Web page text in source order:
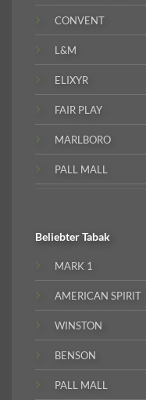
CONVENT
L&M
ELIXYR
FAIR PLAY
MARLBORO
PALL MALL
BeliebterTabak
MARK 1
AMERICAN SPIRIT
WINSTON
BENSON
PALL MALL